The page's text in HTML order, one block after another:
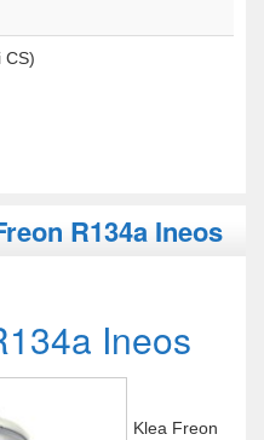
CS)
R134a Ineos
Ineos
Klea Freon